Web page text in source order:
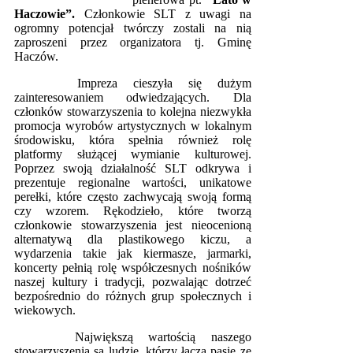
Haczowie”. Członkowie SLT z uwagi na
ogromny potencjał twórczy zostali na nią
zaproszeni przez organizatora tj. Gminę
Haczów.
Impreza cieszyła się dużym
zainteresowaniem odwiedzających. Dla
członków stowarzyszenia to kolejna niezwykła
promocja wyrobów artystycznych w lokalnym
środowisku, która spełnia również rolę
platformy służącej wymianie kulturowej.
Poprzez swoją działalność SLT odkrywa i
prezentuje regionalne wartości, unikatowe
perełki, które często zachwycają swoją formą
czy wzorem. Rękodzieło, które tworzą
członkowie stowarzyszenia jest nieocenioną
alternatywą dla plastikowego kiczu, a
wydarzenia takie jak kiermasze, jarmarki,
koncerty pełnią rolę współczesnych nośników
naszej kultury i tradycji, pozwalając dotrzeć
bezpośrednio do różnych grup społecznych i
wiekowych.
Największą wartością naszego